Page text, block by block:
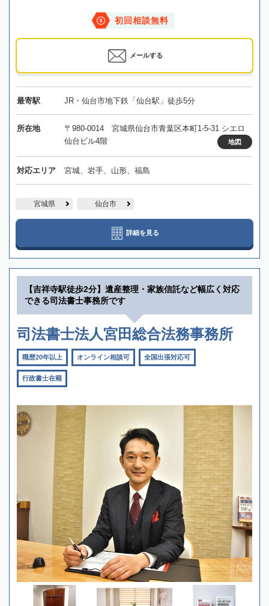
初回相談無料
メールする
最寄駅 JR・仙台市地下鉄「仙台駅」徒歩5分
所在地
〒980-0014 宮城県仙台市青葉区本町1-5-31 シエロ
仙台ビル4階
地図
対応エリア 宮城、岩手、山形、福島
宮城県 仙台市
詳細を見る
【吉祥寺駅徒歩2分】遺産整理・家族信託など幅広く対応
できる司法書士事務所です
司法書士法人宮田総合法務事務所
職歴20年以上 オンライン相談可 全国出張対応可
行政書士在籍